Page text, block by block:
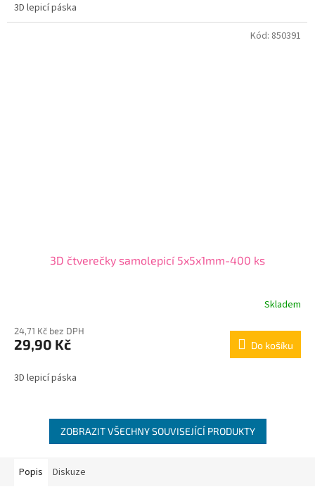
3D lepicí páska
3D čtverečky samolepicí 5x5x1mm-400 ks
Skladem
24,71 Kč bez DPH
29,90 Kč Do košíku
3D lepicí páska
Kód: 850391
ZOBRAZIT VŠECHNY SOUVISEJÍCÍ PRODUKTY
Popis Diskuze